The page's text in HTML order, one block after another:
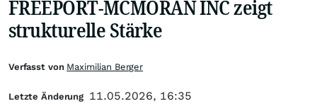
FREEPORT-MCMORAN INC zeigt
strukturelle Stärke
Verfasst von Maximilian Berger
Letzte Änderung 11.05.2026, 16:35